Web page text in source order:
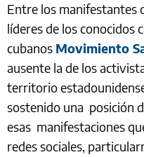
Entre los manifestantes
líderes de los conocidos
cubanos Movimiento
ausente la de los
territorio
sostenido una posición
esas manifestaciones
redes sociales,